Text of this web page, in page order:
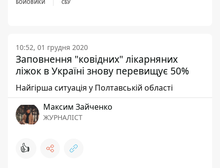
БОЙОВИКИ СБУ
10:52, 01 грудня 2020
Заповнення "ковідних" лікарняних
ліжок в Україні знову перевищує 50%
Найгірша ситуація у Полтавській області
Максим Зайченко
ЖУРНАЛІСТ
👍